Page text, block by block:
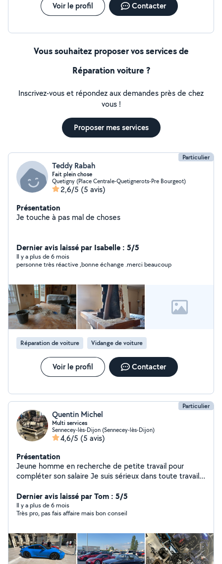
Voir le profil Contacter
Vous souhaitez proposer vos services de
Réparation voiture ?
Inscrivez-vous et répondez aux demandes près de chez
vous !
Proposer mes services
Particulier
Teddy Rabah
Fait plein chose
Quetigny (Place Centrale-Quetignerots-Pre Bourgeot)
2,6/5 (5 avis)
Présentation
Je touche à pas mal de choses
Dernier avis laissé par Isabelle : 5/5
Il y a plus de 6 mois
personne très réactive ,bonne échange .merci beaucoup
Réparation de voiture Vidange de voiture
Voir le profil Contacter
Particulier
Quentin Michel
Multi services
Sennecey-lès-Dijon (Sennecey-lès-Dijon)
4,6/5 (5 avis)
Présentation
Jeune homme en recherche de petite travail pour
compléter son salaire Je suis sérieux dans toute travail
automobile et réparation toute type de moteur (
débroussailleuse,motoculteur,tronceneuse,quad ect ect
) Compétence aussi dans des petits travails : tondre et
travail de maison
Dernier avis laissé par Tom : 5/5
Il y a plus de 6 mois
Très pro, pas fais affaire mais bon conseil